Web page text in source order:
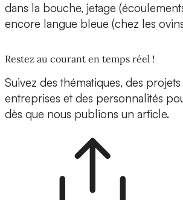
dans la bouche, jetage
encore langue bleue (chez les
Restez au courant en temps réel !
Suivez des thématiques, des
entreprises et des personnalités
dès que nous publions un article.